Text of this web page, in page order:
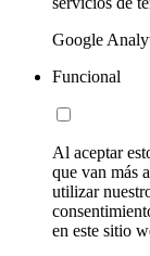
Google
Funcional
Al aceptar
que van más
utilizar
en este sitio